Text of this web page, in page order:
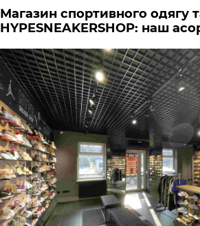
Магазин спортивного одягу
HYPESNEAKERSHOP: наш